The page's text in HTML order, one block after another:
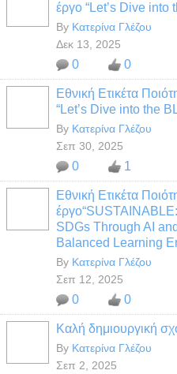
έργο “Let’s Dive into
By Κατερίνα Γλέζου
Δεκ 13, 2025
0 0
Εθνική Ετικέτα
“Let’s Dive into the
By Κατερίνα Γλέζου
Σεπ 30, 2025
0 1
Εθνική Ετικέτα
SDGs Through AI
Balanced Learning
By Κατερίνα Γλέζου
Σεπ 12, 2025
0 0
Καλή δημιουργική
By Κατερίνα Γλέζου
Σεπ 2, 2025